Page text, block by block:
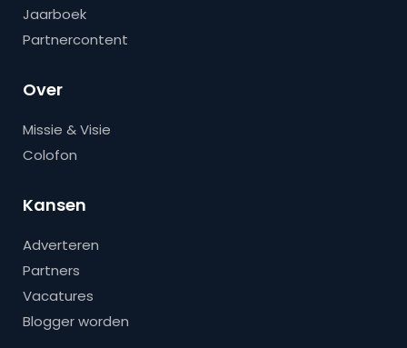
Jaarboek
Partnercontent
Over
Missie & Visie
Colofon
Kansen
Adverteren
Partners
Vacatures
Blogger worden